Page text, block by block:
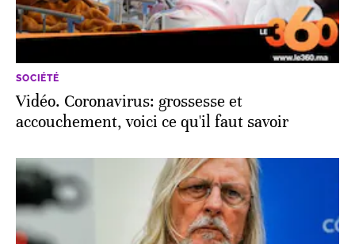
SOCIÉTÉ
Vidéo. Coronavirus: grossesse et
accouchement, voici ce qu'il faut savoir